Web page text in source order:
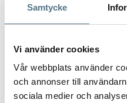
Samtycke
Vi använder cookies
Vår webbplats använder
och annonser till
sociala medier och
PÅ FÖRHAND